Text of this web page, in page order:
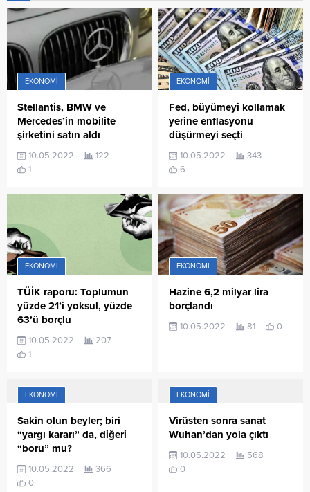
EKONOMI
Stellantis, BMW ve
Mercedes’in mobilite
şirketini satın aldı
10.05.2022
122
1
EKONOMI
Fed, büyümeyi kollamak
yerine enflasyonu
düşürmeyi seçti
10.05.2022
343
6
EKONOMI
TÜİK raporu: Toplumun
yüzde 21’i yoksul, yüzde
63’ü borçlu
10.05.2022
207
1
EKONOMI
Hazine 6,2 milyar lira
borçlandı
10.05.2022 81 0
EKONOMI
Sakin olun beyler; biri
“yargı kararı” da, diğeri
“boru” mu?
10.05.2022
366
0
EKONOMI
Virüsten sonra sanat
Wuhan’dan yola çıktı
10.05.2022
568
0